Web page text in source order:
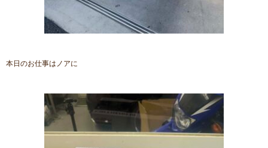
本日のお仕事はノアに